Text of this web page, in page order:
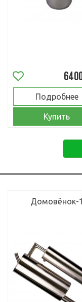
Подробнее
Купить
Домовёнок-1